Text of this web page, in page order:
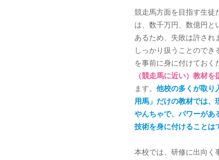
競走馬方面を目指す生徒
は、数千万円、数億円と
あるため、失敗は許され
しっかり扱うことので
を事前に身に付けておく
（競走馬に近い）教材を
ます。 他校の多くが取り
用馬」だけの教材では、
やんちゃで、パワーがあ
技術を身に付けることは
本校では、研修に出向く